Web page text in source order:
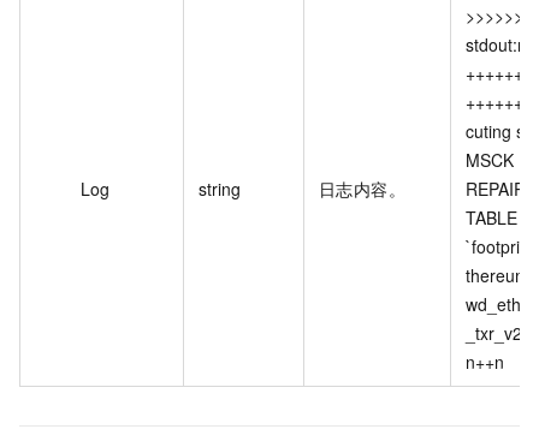
Log string 日志内容。
cuting
MSCK
REPAIR
TABLE
n++n